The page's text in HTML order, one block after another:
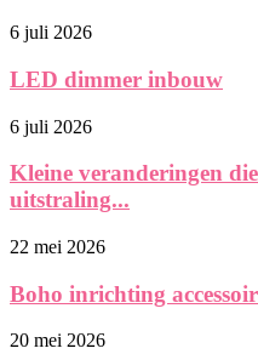
6 juli 2026
LED dimmer inbouw
6 juli 2026
Kleine veranderingen
uitstraling...
22 mei 2026
Boho inrichting
20 mei 2026